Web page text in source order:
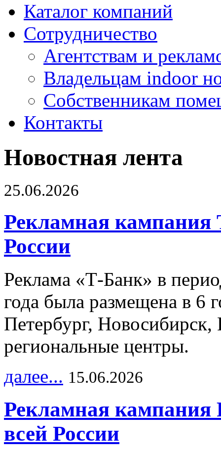
Каталог компаний
Сотрудничество
Агентствам и
Владельцам indoor
Собственникам
Контакты
Новостная лента
25.06.2026
Рекламная кампания
России
Реклама «Т-Банк» в
года была размещена в 6
Петербург,
региональные центры.
далее... 15.06.2026
Рекламная
всей России